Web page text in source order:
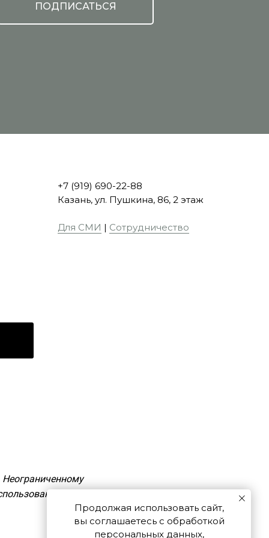
ПОДПИСАТЬСЯ
+7 (919) 690-22-88
Казань, ул. Пушкина, 86, 2 этаж
Для СМИ | Сотрудничество
(в том
Продолжая использовать сайт,
вы соглашаетесь с обработкой
персональных данных,